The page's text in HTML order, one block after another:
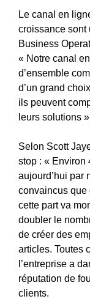
Le canal en
croissance sont
Business
« Notre canal
d’ensemble
d’un grand
ils peuvent
leurs solutions
Selon Scott
stop : « Environ
aujourd’hui par
convaincus que
cette part va
doubler le
de créer des
articles. Toutes
l’entreprise a
réputation de
clients.